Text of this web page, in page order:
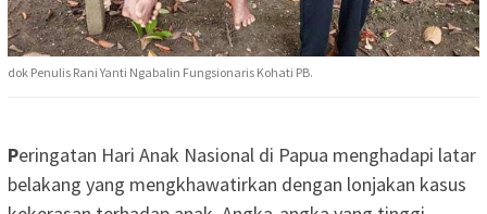
dok Penulis Rani Yanti Ngabalin Fungsionaris Kohati PB.
Peringatan Hari Anak Nasional di Papua menghadapi latar
belakang yang mengkhawatirkan dengan lonjakan kasus